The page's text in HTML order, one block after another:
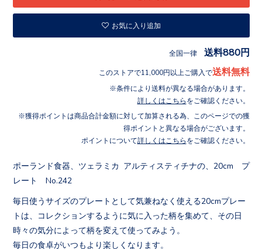
お気に入り追加
全国一律 送料880円
このストアで11,000円以上ご購入で送料無料
条件により送料が異なる場合があります。
詳しくはこちら をご確認ください。
獲得ポイントは商品合計金額に対して加算される為、このページでの獲
得ポイントと異なる場合がございます。
ポイントについて詳しくはこちら をご確認ください。
ポーランド食器、ツェラミカ アルティスティチナの、20cm プ
レート No.242
毎日使うサイズのプレートとして気兼ねなく使える20cmプレー
トは、コレクションするように気に入った柄を集めて、その日
時々の気分によって柄を変えて使ってみよう。
毎日の食卓がいつもより楽しくなります。